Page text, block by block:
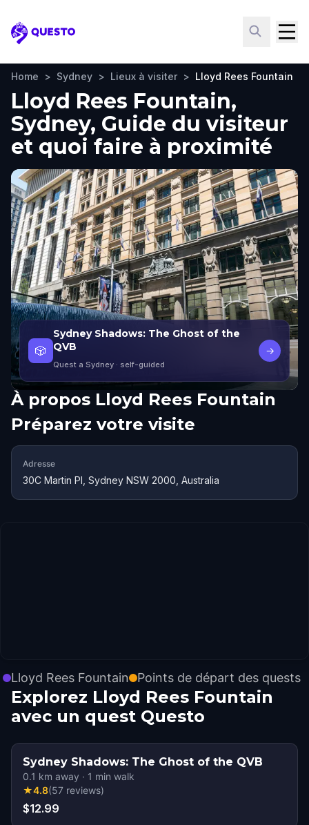
Questo
Home > Sydney > Lieux à visiter > Lloyd Rees Fountain
Lloyd Rees Fountain,
Sydney, Guide du visiteur
et quoi faire à proximité
🎲
Sydney Shadows: The Ghost of the
QVB
Quest a Sydney · self-guided
→
À propos Lloyd Rees Fountain
Préparez votre visite
Adresse
30C Martin Pl, Sydney NSW 2000, Australia
Lloyd Rees Fountain Points de départ des quests
Explorez Lloyd Rees Fountain
avec un quest Questo
Sydney Shadows: The Ghost of the QVB
0.1 km away · 1 min walk
★4.8(57 reviews)
$12.99